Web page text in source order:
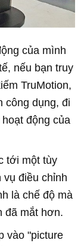
của mình
nếu bạn truy
TruMotion,
công dụng, đi
động của
tới một tùy
điều chỉnh
là chế độ mà
đã mắt hơn.
vào "picture